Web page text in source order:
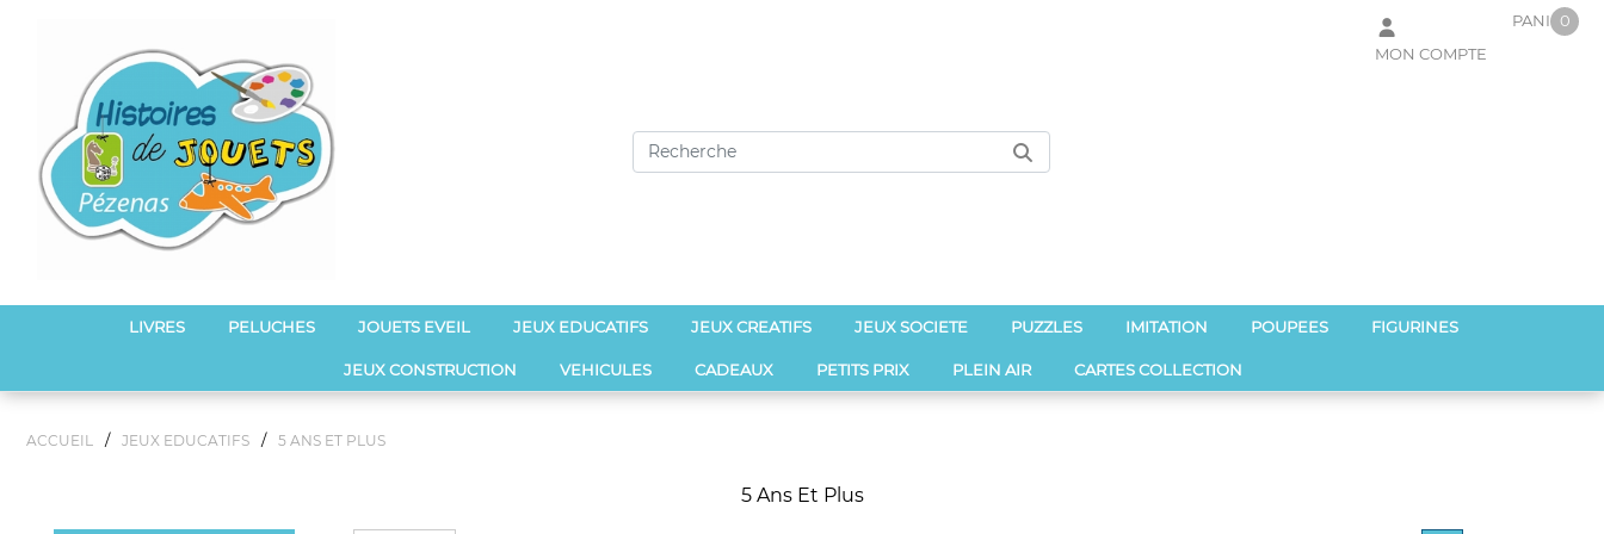
MON COMPTE
PANIER
0
LIVRES PELUCHES JOUETS EVEIL JEUX EDUCATIFS JEUX CREATIFS JEUX SOCIETE PUZZLES IMITATION POUPEES FIGURINES
JEUX CONSTRUCTION VEHICULES CADEAUX PETITS PRIX PLEIN AIR CARTES COLLECTION
ACCUEIL / JEUX EDUCATIFS / 5 ANS ET PLUS
5 Ans Et Plus